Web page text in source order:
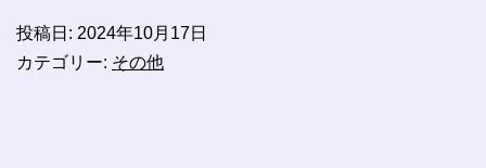
投稿日: 2024年10月17日
カテゴリー: その他